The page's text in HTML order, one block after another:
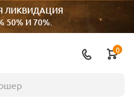
ЛИКВИДАЦИЯ
50% И 70%.
0